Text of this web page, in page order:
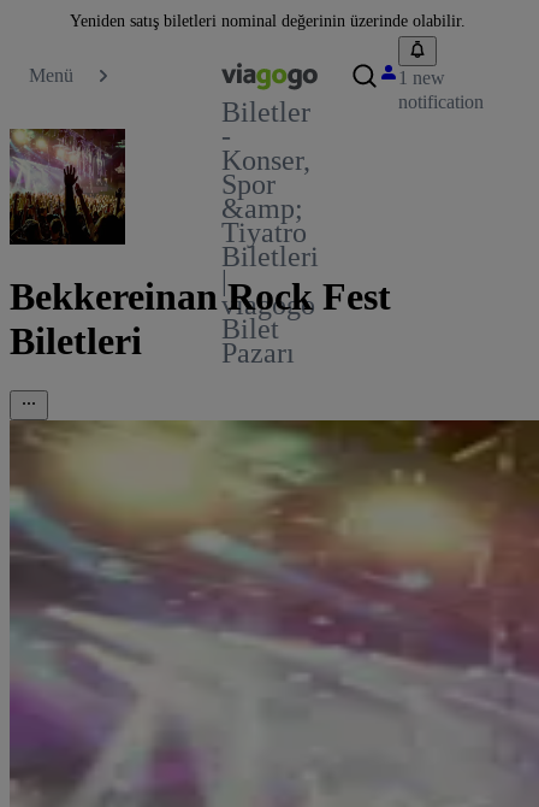
Yeniden satış biletleri nominal değerinin üzerinde olabilir.
Menü
Biletler
-
Konser,
Spor
&amp;
Tiyatro
Biletleri
|
viagogo
Bilet
Pazarı
1 new
notification
Bekkereinan Rock Fest
Biletleri